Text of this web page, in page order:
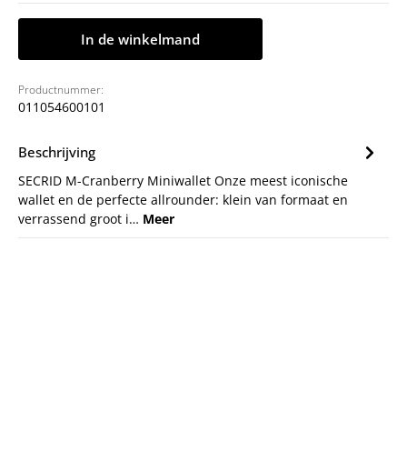
In de winkelmand
Productnummer:
011054600101
Beschrijving
SECRID M-Cranberry Miniwallet Onze meest iconische
wallet en de perfecte allrounder: klein van formaat en
verrassend groot i… Meer